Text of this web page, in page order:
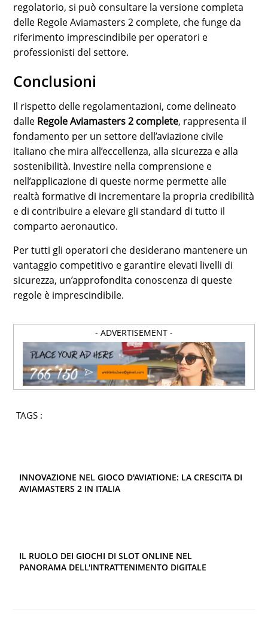
regolatorio, si può consultare la versione completa
delle Regole Aviamasters 2 complete, che funge da
riferimento imprescindibile per operatori e
professionisti del settore.
Conclusioni
Il rispetto delle regolamentazioni, come delineato
dalle Regole Aviamasters 2 complete, rappresenta il
fondamento per un settore dell’aviazione civile
italiano che mira all’eccellenza, alla sicurezza e alla
sostenibilità. Investire nella comprensione e
nell’applicazione di queste norme permette alle
realtà formative di incrementare la propria credibilità
e di contribuire a elevare gli standard di tutto il
comparto aeronautico.
Per tutti gli operatori che desiderano mantenere un
vantaggio competitivo e garantire elevati livelli di
sicurezza, un’approfondita conoscenza di queste
regole è imprescindibile.
- ADVERTISEMENT -
TAGS :
INNOVAZIONE NEL GIOCO D'AVIATIONE: LA CRESCITA DI
AVIAMASTERS 2 IN ITALIA
IL RUOLO DEI GIOCHI DI SLOT ONLINE NEL
PANORAMA DELL'INTRATTENIMENTO DIGITALE